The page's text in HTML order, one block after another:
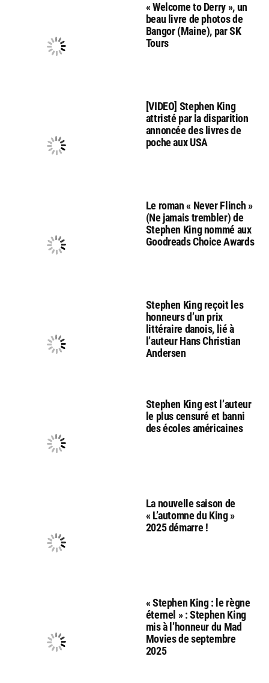
« Welcome to Derry », un
beau livre de photos de
Bangor (Maine), par SK
Tours
[VIDEO] Stephen King
attristé par la disparition
annoncée des livres de
poche aux USA
Le roman « Never Flinch »
(Ne jamais trembler) de
Stephen King nommé aux
Goodreads Choice Awards
Stephen King reçoit les
honneurs d’un prix
littéraire danois, lié à
l’auteur Hans Christian
Andersen
Stephen King est l’auteur
le plus censuré et banni
des écoles américaines
La nouvelle saison de
« L’automne du King »
2025 démarre !
« Stephen King : le règne
éternel » : Stephen King
mis à l’honneur du Mad
Movies de septembre
2025